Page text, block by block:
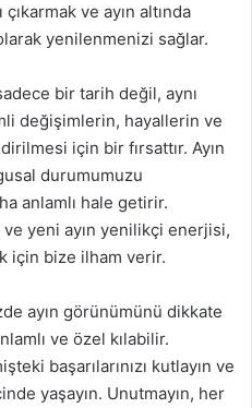
ve ayın altında
yenilenmenizi sağlar.
bir tarih değil, aynı
değişimlerin, hayallerin ve
için bir fırsattır. Ayın
durumumuzu
anlamlı hale getirir.
yeni ayın yenilikçi enerjisi,
için bize ilham verir.
ayın görünümünü dikkate
ve özel kılabilir.
başarılarınızı kutlayın ve
yaşayın. Unutmayın, her